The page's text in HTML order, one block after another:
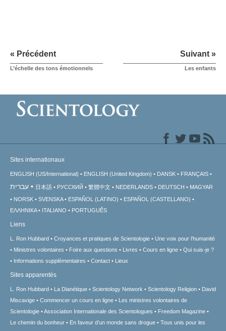
« Précédent
L’échelle des tons émotionnels
Suivant »
Les enfants
Sites internationaux
ENGLISH (US/International) ENGLISH (United Kingdom) DANSK FRANÇAIS
עברית 日本語 РУССКИЙ 繁體中文 NEDERLANDS DEUTSCH
MAGYAR
NORSK
SVENSKA ESPAÑOL (LATINO)
ESPAÑOL (CASTELLANO)
ΕΛΛΗΝΙΚA
ITALIANO PORTUGUÊS
Liens
L. Ron Hubbard Croyances et pratiques de Scientologie
Une voix pour l’humanité
Ministres volontaires
Foire aux questions Livres Cours en ligne
Qui suis-je ?
Informations supplémentaires
Contact Lieux
Sites apparentés
L. Ron Hubbard La Dianétique Scientology Network Scientology Religion
David
Miscavige
Commencer un cours en ligne
Les ministres volontaires de
Scientologie
Association Internationale des Scientologues
Freedom Magazine
Le chemin du bonheur
En faveur d’un monde sans drogue
Tous unis pour les